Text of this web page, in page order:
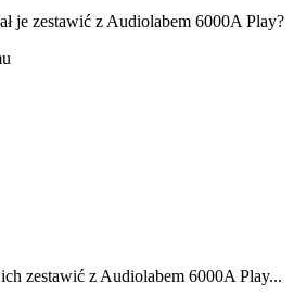
je zestawić z Audiolabem 6000A Play?
zestawić z Audiolabem 6000A Play...